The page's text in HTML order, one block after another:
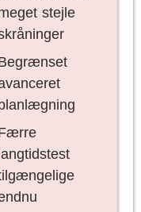
stejle
langtidstest